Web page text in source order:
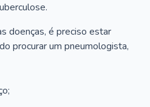
doenças, é preciso estar
procurar um pneumologista,